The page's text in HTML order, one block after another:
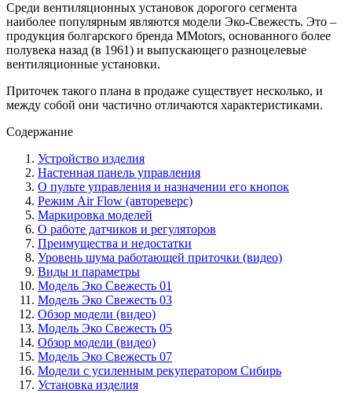
Среди вентиляционных установок дорогого сегмента
наиболее популярным являются модели Эко-Свежесть. Это –
продукция болгарского бренда MMotors, основанного более
полувека назад (в 1961) и выпускающего разноцелевые
вентиляционные установки.
Приточек такого плана в продаже существует несколько, и
между собой они частично отличаются характеристиками.
Содержание
Устройство изделия
Настенная панель управления
О пульте управления и назначении его кнопок
Режим Air Flow (автореверс)
Маркировка моделей
О работе датчиков и регуляторов
Преимущества и недостатки
Уровень шума работающей приточки (видео)
Виды и параметры
Модель Эко Свежесть 01
Модель Эко Свежесть 03
Обзор модели (видео)
Модель Эко Свежесть 05
Обзор модели (видео)
Модель Эко Свежесть 07
Модели с усиленным рекуператором Сибирь
Установка изделия